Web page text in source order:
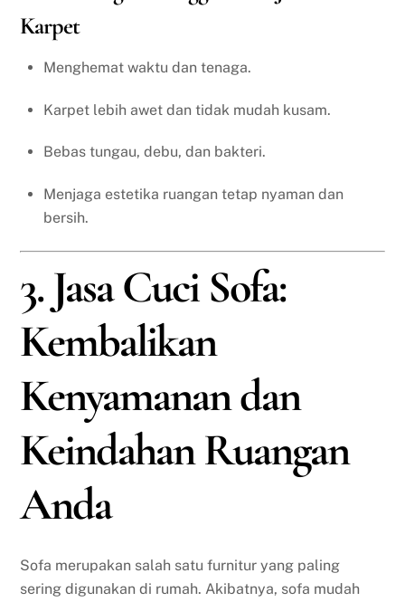
Karpet
Menghemat waktu dan tenaga.
Karpet lebih awet dan tidak mudah kusam.
Bebas tungau, debu, dan bakteri.
Menjaga estetika ruangan tetap nyaman dan
bersih.
3. Jasa Cuci Sofa:
Kembalikan
Kenyamanan dan
Keindahan Ruangan
Anda
Sofa merupakan salah satu furnitur yang paling
sering digunakan di rumah. Akibatnya, sofa mudah